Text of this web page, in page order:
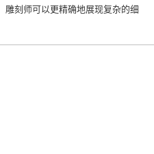
雕刻师可以更精确地展现复杂的细